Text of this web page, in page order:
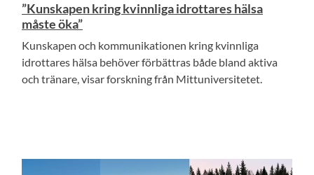
”Kunskapen kring kvinnliga idrottares hälsa
måste öka”
Kunskapen och kommunikationen kring kvinnliga
idrottares hälsa behöver förbättras både bland aktiva
och tränare, visar forskning från Mittuniversitetet.